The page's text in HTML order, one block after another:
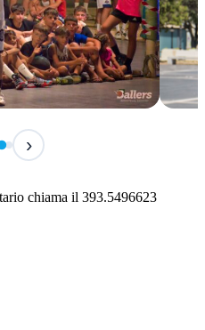
Michele
C. Colombo
›
chiama il 393.5496623